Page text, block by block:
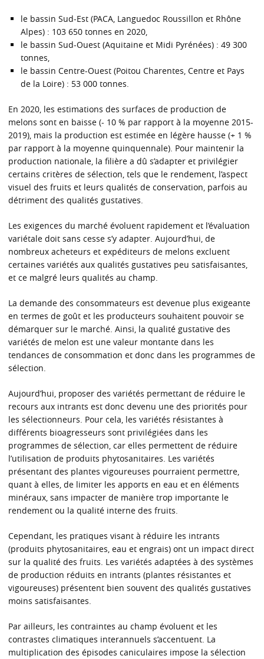
le bassin Sud-Est (PACA, Languedoc Roussillon et Rhône
Alpes) : 103 650 tonnes en 2020,
le bassin Sud-Ouest (Aquitaine et Midi Pyrénées) : 49 300
tonnes,
le bassin Centre-Ouest (Poitou Charentes, Centre et Pays
de la Loire) : 53 000 tonnes.
En 2020, les estimations des surfaces de production de
melons sont en baisse (- 10 % par rapport à la moyenne 2015-
2019), mais la production est estimée en légère hausse (+ 1 %
par rapport à la moyenne quinquennale). Pour maintenir la
production nationale, la filière a dû s’adapter et privilégier
certains critères de sélection, tels que le rendement, l’aspect
visuel des fruits et leurs qualités de conservation, parfois au
détriment des qualités gustatives.
Les exigences du marché évoluent rapidement et l’évaluation
variétale doit sans cesse s’y adapter. Aujourd’hui, de
nombreux acheteurs et expéditeurs de melons excluent
certaines variétés aux qualités gustatives peu satisfaisantes,
et ce malgré leurs qualités au champ.
La demande des consommateurs est devenue plus exigeante
en termes de goût et les producteurs souhaitent pouvoir se
démarquer sur le marché. Ainsi, la qualité gustative des
variétés de melon est une valeur montante dans les
tendances de consommation et donc dans les programmes de
sélection.
Aujourd’hui, proposer des variétés permettant de réduire le
recours aux intrants est donc devenu une des priorités pour
les sélectionneurs. Pour cela, les variétés résistantes à
différents bioagresseurs sont privilégiées dans les
programmes de sélection, car elles permettent de réduire
l’utilisation de produits phytosanitaires. Les variétés
présentant des plantes vigoureuses pourraient permettre,
quant à elles, de limiter les apports en eau et en éléments
minéraux, sans impacter de manière trop importante le
rendement ou la qualité interne des fruits.
Cependant, les pratiques visant à réduire les intrants
(produits phytosanitaires, eau et engrais) ont un impact direct
sur la qualité des fruits. Les variétés adaptées à des systèmes
de production réduits en intrants (plantes résistantes et
vigoureuses) présentent bien souvent des qualités gustatives
moins satisfaisantes.
Par ailleurs, les contraintes au champ évoluent et les
contrastes climatiques interannuels s’accentuent. La
multiplication des épisodes caniculaires impose la sélection